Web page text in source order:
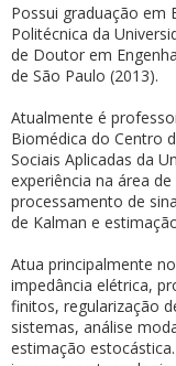
Possui graduação em
Politécnica da
de Doutor em
de São Paulo (2013).
Atualmente é
Biomédica do Centro
Sociais Aplicadas da
experiência na área
processamento de
de Kalman e
Atua principalmente
impedância elétrica,
finitos, regularização
sistemas, análise
estimação